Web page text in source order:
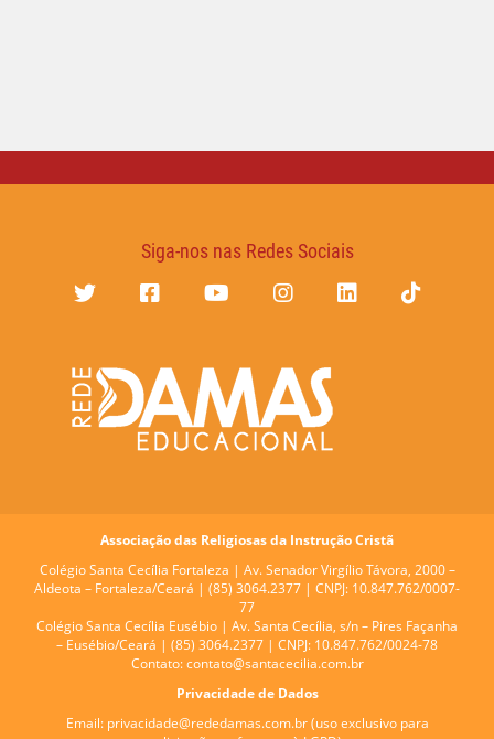
Siga-nos nas Redes Sociais
Associação das Religiosas da Instrução Cristã
Colégio Santa Cecília Fortaleza | Av. Senador Virgílio Távora, 2000 –
Aldeota – Fortaleza/Ceará | (85) 3064.2377 | CNPJ: 10.847.762/0007-
77
Colégio Santa Cecília Eusébio | Av. Santa Cecília, s/n – Pires Façanha
– Eusébio/Ceará | (85) 3064.2377 | CNPJ: 10.847.762/0024-78
Contato: contato@santacecilia.com.br
Privacidade de Dados
Email: privacidade@rededamas.com.br(uso exclusivo para